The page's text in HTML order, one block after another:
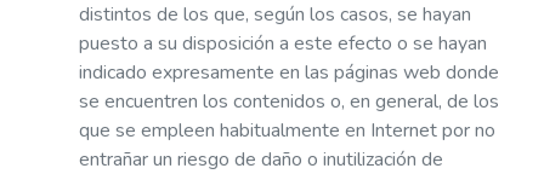
distintos de los que, según los casos, se hayan
puesto a su disposición a este efecto o se hayan
indicado expresamente en las páginas web donde
se encuentren los contenidos o, en general, de los
que se empleen habitualmente en Internet por no
entrañar un riesgo de daño o inutilización de